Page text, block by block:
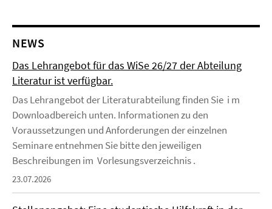
NEWS
Das Lehrangebot für das WiSe 26/27 der Abteilung
Literatur ist verfügbar.
Das Lehrangebot der Literaturabteilung finden Sie i m
Downloadbereich unten. Informationen zu den
Voraussetzungen und Anforderungen der einzelnen
Seminare entnehmen Sie bitte den jeweiligen
Beschreibungen im Vorlesungsverzeichnis .
23.07.2026